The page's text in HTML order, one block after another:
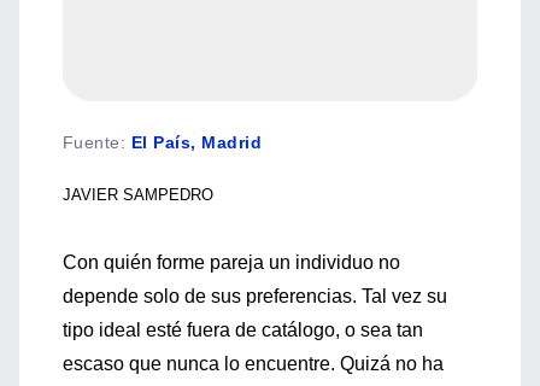
Fuente: El País, Madrid
JAVIER SAMPEDRO
Con quién forme pareja un individuo no
depende solo de sus preferencias. Tal vez su
tipo ideal esté fuera de catálogo, o sea tan
escaso que nunca lo encuentre. Quizá no ha